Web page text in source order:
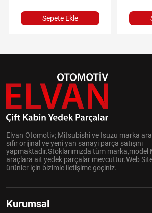
Sepete Ekle
Elvan Otomotiv; Mitsubishi ve Isuzu marka
sıfır orijinal ve yeni yan sanayi parça satışını
yapmaktadır.Stoklarımızda tüm marka,model
araçlara ait yedek parçalar mevcuttur.Web
ürünler için bizimle iletişime geçiniz.
Kurumsal